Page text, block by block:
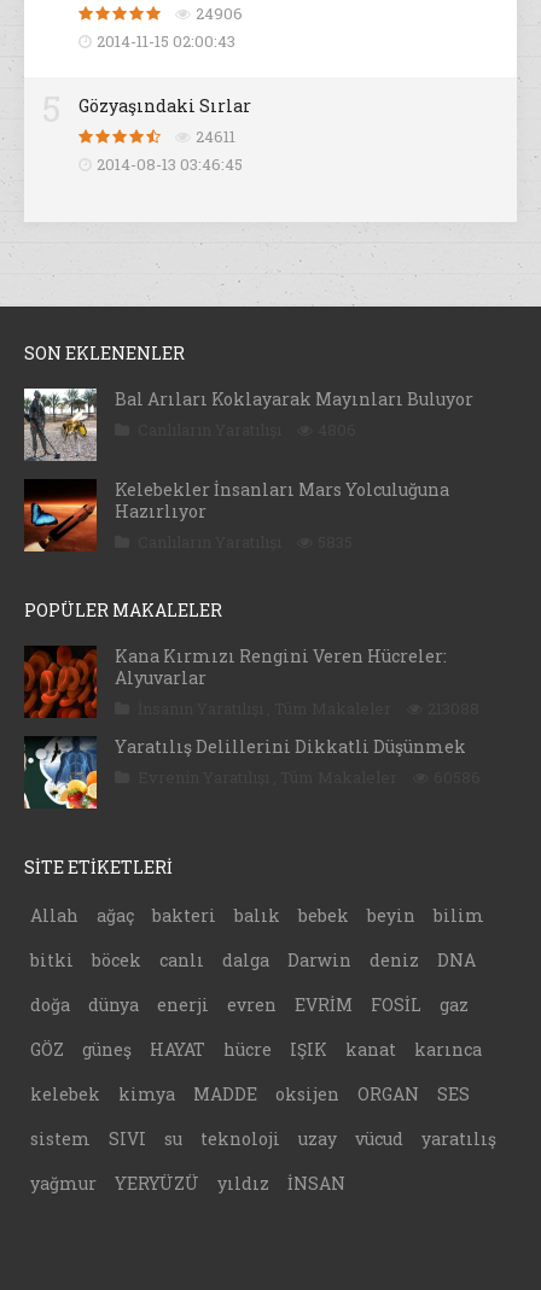
24906
2014-11-15 02:00:43
Gözyaşındaki Sırlar
24611
2014-08-13 03:46:45
SON EKLENENLER
Bal Arıları Koklayarak Mayınları Buluyor
Kelebekler İnsanları Mars Yolculuğuna
Hazırlıyor
POPÜLER MAKALELER
Kana Kırmızı Rengini Veren Hücreler:
Alyuvarlar
Yaratılış Delillerini Dikkatli Düşünmek
SİTE ETİKETLERİ
Allah ağaç bakteri balık bebek beyin
bilim
bitki
böcek canlı dalga Darwin deniz
DNA
doğa
dünya enerji evren EVRİM FOSİL
gaz
GÖZ
güneş HAYAT hücre IŞIK kanat
karınca
kelebek
kimya MADDE oksijen ORGAN
SES
sistem
SIVI su teknoloji uzay vücud
yaratılış
yağmur
YERYÜZÜ yıldız İNSAN